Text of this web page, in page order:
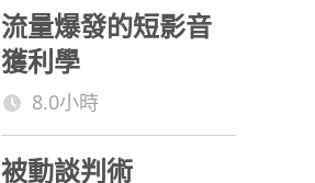
流量爆發的短影音
獲利學
8.0小時
被動談判術